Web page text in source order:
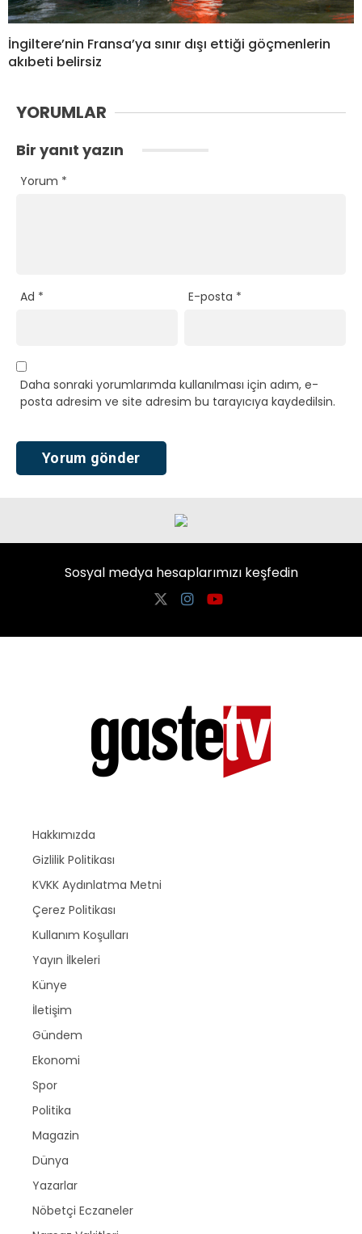
İngiltere’nin Fransa’ya sınır dışı ettiği göçmenlerin
akıbeti belirsiz
YORUMLAR
Bir yanıt yazın
Yorum *
Ad * E-posta *
Daha sonraki yorumlarımda kullanılması için adım, e-
posta adresim ve site adresim bu tarayıcıya kaydedilsin.
Sosyal medya hesaplarımızı keşfedin
Hakkımızda
Gizlilik Politikası
KVKK Aydınlatma Metni
Çerez Politikası
Kullanım Koşulları
Yayın İlkeleri
Künye
İletişim
Gündem
Ekonomi
Spor
Politika
Magazin
Dünya
Yazarlar
Nöbetçi Eczaneler